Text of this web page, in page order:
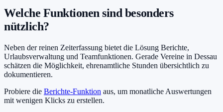
Welche Funktionen sind besonders
nützlich?
Neben der reinen Zeiterfassung bietet die Lösung Berichte,
Urlaubsverwaltung und Teamfunktionen. Gerade Vereine in Dessau
schätzen die Möglichkeit, ehrenamtliche Stunden übersichtlich zu
dokumentieren.
Probiere die Berichte-Funktion aus, um monatliche Auswertungen
mit wenigen Klicks zu erstellen.